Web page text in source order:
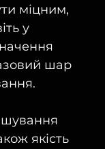
міцним,
у
шар
якість